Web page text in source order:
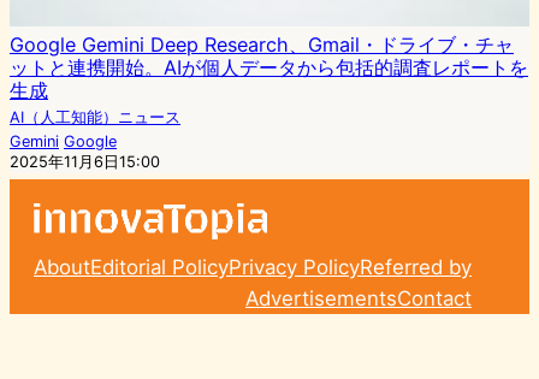
Google Gemini Deep Research、Gmail・ドライブ・チャ
ットと連携開始。AIが個人データから包括的調査レポートを
生成
AI（人工知能）ニュース
Gemini Google
2025年11月6日15:00
AboutEditorial PolicyPrivacy PolicyReferred by
AdvertisementsContact